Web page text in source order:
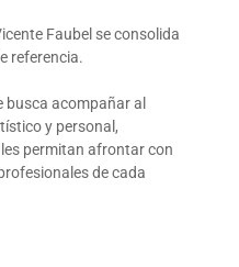
Faubel se consolida
referencia.
busca acompañar al
y personal,
permitan afrontar con
de cada